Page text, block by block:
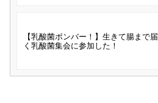
【乳酸菌ボンバー！】生きて腸まで届
く乳酸菌集会に参加した！